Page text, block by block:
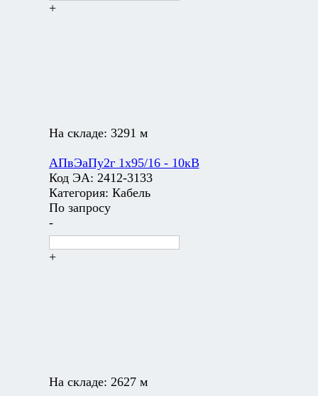
+
На складе: 3291 м
АПвЭаПу2г 1х95/16 - 10кВ
Код ЭА: 2412-3133
Категория: Кабель
По запросу
-
+
На складе: 2627 м